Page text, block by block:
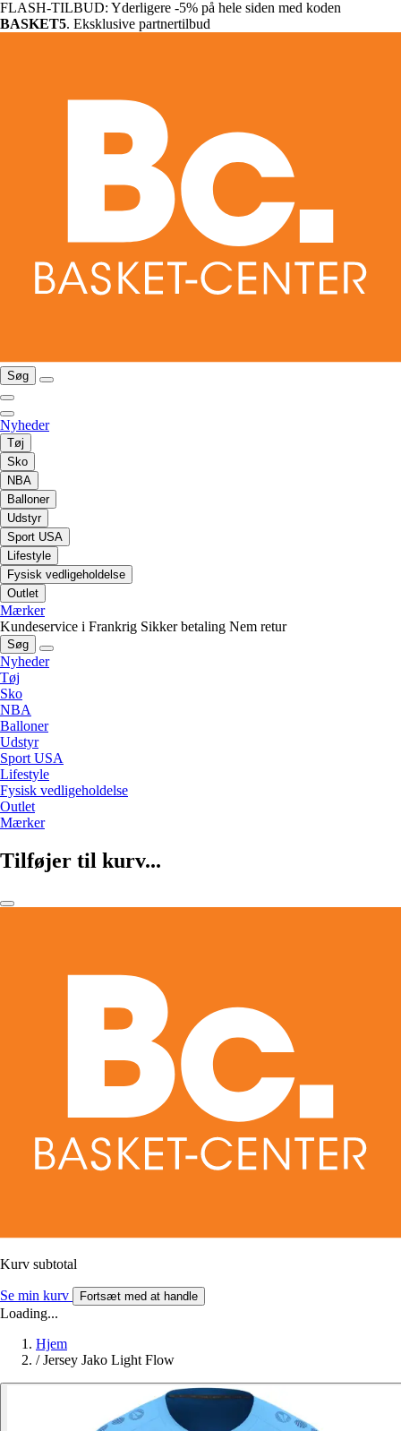
FLASH-TILBUD: Yderligere -5% på hele siden med koden
BASKET5. Eksklusive partnertilbud
Søg
Nyheder
Tøj
Sko
NBA
Balloner
Udstyr
Sport USA
Lifestyle
Fysisk vedligeholdelse
Outlet
Mærker
Kundeservice i Frankrig Sikker betaling Nem retur
Søg
Nyheder
Tøj
Sko
NBA
Balloner
Udstyr
Sport USA
Lifestyle
Fysisk vedligeholdelse
Outlet
Mærker
Tilføjer til kurv...
Kurv subtotal
Se min kurv Fortsæt med at handle
Loading...
Hjem
/ Jersey Jako Light Flow